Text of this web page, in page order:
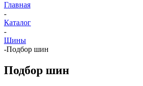
Главная
-
Каталог
-
Шины
-Подбор шин
Подбор шин